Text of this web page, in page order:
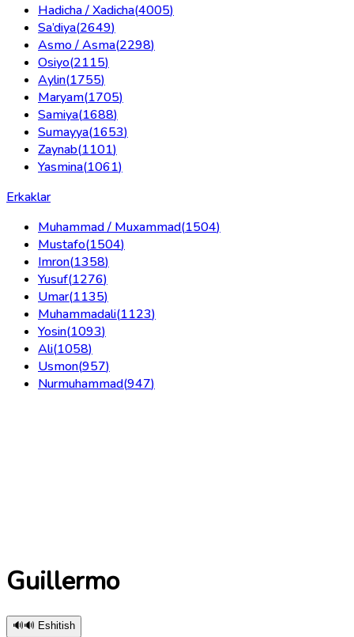
Hadicha / Xadicha(4005)
Sa’diya(2649)
Asmo / Asma(2298)
Osiyo(2115)
Aylin(1755)
Maryam(1705)
Samiya(1688)
Sumayya(1653)
Zaynab(1101)
Yasmina(1061)
Erkaklar
Muhammad / Muxammad(1504)
Mustafo(1504)
Imron(1358)
Yusuf(1276)
Umar(1135)
Muhammadali(1123)
Yosin(1093)
Ali(1058)
Usmon(957)
Nurmuhammad(947)
Guillermo
🔊🔊 Eshitish